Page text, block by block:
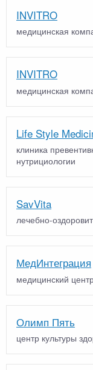
INVITRO
медицинская
INVITRO
медицинская
Life Style
клиника
нутрициологии
SavVita
лечебно-
МедИнтеграция
медицинский
Олимп Пять
центр культуры